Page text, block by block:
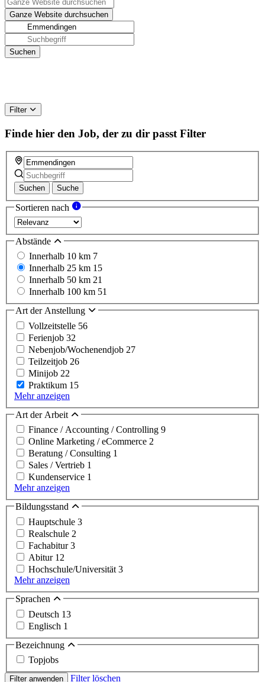
Filter
Finde hier den Job, der zu dir passt Filter
Suchen Suche
Sortieren nach
Abstände
Innerhalb 10 km 7
Innerhalb 25 km 15
Innerhalb 50 km 21
Innerhalb 100 km 51
Art der Anstellung
Vollzeitstelle 56
Ferienjob 32
Nebenjob/Wochenendjob 27
Teilzeitjob 26
Minijob 22
Praktikum 15
Mehr anzeigen
Art der Arbeit
Finance / Accounting / Controlling 9
Online Marketing / eCommerce 2
Beratung / Consulting 1
Sales / Vertrieb 1
Kundenservice 1
Mehr anzeigen
Bildungsstand
Hauptschule 3
Realschule 2
Fachabitur3
Abitur 12
Hochschule/Universität 3
Mehr anzeigen
Sprachen
Deutsch 13
Englisch 1
Bezeichnung
Topjobs
Filter anwenden Filter löschen